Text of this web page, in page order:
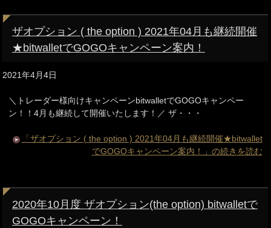
ザオプション ( the option ) 2021年04月も継続開催
★bitwalletでGOGOキャンペーン案内！
2021年4月4日
＼トレーダー様向けキャンペーンbitwalletでGOGOキャンペー
ン！！4月も継続して開催いたします！／ ザ・・・
「ザオプション ( the option ) 2021年04月も継続開催★bitwallet
でGOGOキャンペーン案内！」の続きを読む
2020年10月度 ザオプション(the option) bitwalletで
GOGOキャンペーン！